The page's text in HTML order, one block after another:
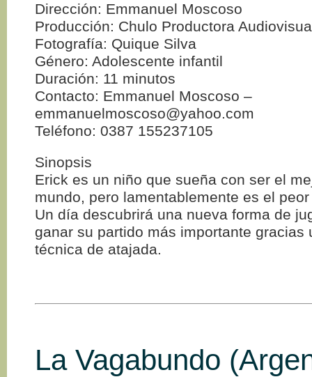
Dirección: Emmanuel Moscoso
Producción: Chulo Productora
Fotografía: Quique Silva
Género: Adolescente infantil
Duración: 11 minutos
Contacto: Emmanuel Moscoso –
emmanuelmoscoso@yahoo.com
Teléfono: 0387 155237105
Sinopsis
Erick es un niño que sueña con ser el
mundo, pero lamentablemente es el
Un día descubrirá una nueva forma de
ganar su partido más importante gracias
técnica de atajada.
La Vagabundo